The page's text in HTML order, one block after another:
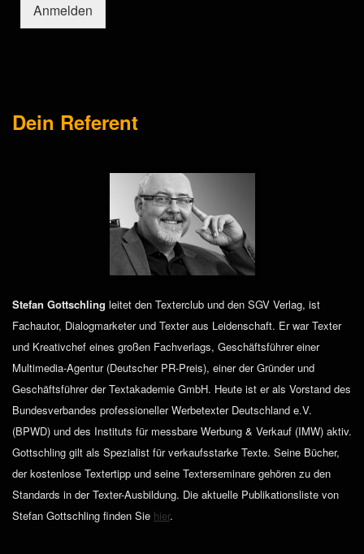
Anmelden
Dein Referent
Stefan Gottschling leitet den Texterclub und den SGV Verlag, ist
Fachautor, Dialogmarketer und Texter aus Leidenschaft. Er war Texter
und Kreativchef eines großen Fachverlags, Geschäftsführer einer
Multimedia-Agentur (Deutscher PR-Preis), einer der Gründer und
Geschäftsführer der Textakademie GmbH. Heute ist er als Vorstand des
Bundesverbandes professioneller Werbetexter Deutschland e.V.
(BPWD) und des Instituts für messbare Werbung & Verkauf (IMW) aktiv.
Gottschling gilt als Spezialist für verkaufsstarke Texte. Seine Bücher,
der kostenlose Textertipp und seine Texterseminare gehören zu den
Standards in der Texter-Ausbildung. Die aktuelle Publikationsliste von
Stefan Gottschling finden Sie hier.